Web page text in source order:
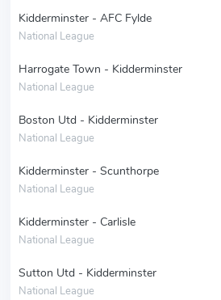
Kidderminster - AFC Fylde
National League
Harrogate Town - Kidderminster
National League
Boston Utd - Kidderminster
National League
Kidderminster - Scunthorpe
National League
Kidderminster - Carlisle
National League
Sutton Utd - Kidderminster
National League